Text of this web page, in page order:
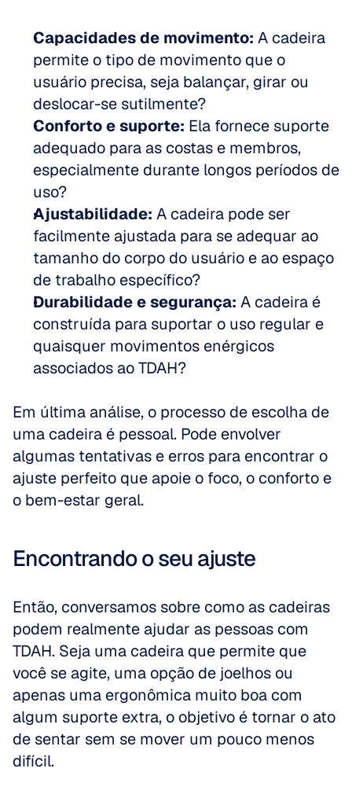
Capacidades de movimento: A cadeira
permite o tipo de movimento que o
usuário precisa, seja balançar, girar ou
deslocar-se sutilmente?
Conforto e suporte: Ela fornece suporte
adequado para as costas e membros,
especialmente durante longos períodos de
uso?
Ajustabilidade: A cadeira pode ser
facilmente ajustada para se adequar ao
tamanho do corpo do usuário e ao espaço
de trabalho específico?
Durabilidade e segurança: A cadeira é
construída para suportar o uso regular e
quaisquer movimentos enérgicos
associados ao TDAH?
Em última análise, o processo de escolha de
uma cadeira é pessoal. Pode envolver
algumas tentativas e erros para encontrar o
ajuste perfeito que apoie o foco, o conforto e
o bem-estar geral.
Encontrando o seu ajuste
Então, conversamos sobre como as cadeiras
podem realmente ajudar as pessoas com
TDAH. Seja uma cadeira que permite que
você se agite, uma opção de joelhos ou
apenas uma ergonômica muito boa com
algum suporte extra, o objetivo é tornar o ato
de sentar sem se mover um pouco menos
difícil.